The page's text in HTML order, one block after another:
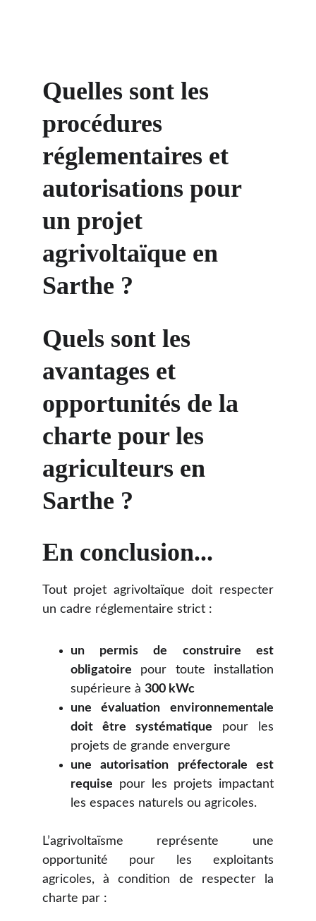
Quelles sont les
procédures
réglementaires et
autorisations pour
un projet
agrivoltaïque en
Sarthe ?
Tout projet agrivoltaïque doit respecter
un cadre réglementaire strict :
un permis de construire est
obligatoire pour toute installation
supérieure à 300 kWc
une évaluation environnementale
doit être systématique pour les
projets de grande envergure
une autorisation préfectorale est
requise pour les projets impactant
les espaces naturels ou agricoles.
Quels sont les
avantages et
opportunités de la
charte pour les
agriculteurs en
Sarthe ?
L’agrivoltaïsme représente une
opportunité pour les exploitants
agricoles, à condition de respecter la
charte par :
En conclusion...